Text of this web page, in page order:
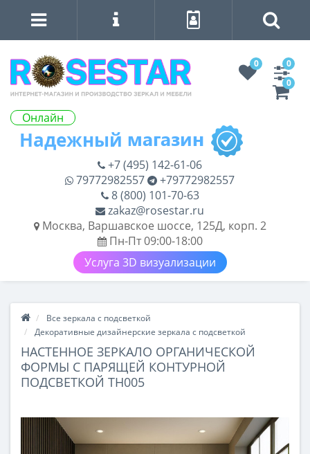
Онлайн
0
0
0
+7 (495) 142-61-06
79772982557
+79772982557
8 (800) 101-70-63
zakaz@rosestar.ru
Москва, Варшавское шоссе, 125Д, корп. 2
Пн-Пт 09:00-18:00
Услуга 3D визуализации
Все зеркала с подсветкой
Декоративные дизайнерские зеркала с подсветкой
НАСТЕННОЕ ЗЕРКАЛО ОРГАНИЧЕСКОЙ
ФОРМЫ С ПАРЯЩЕЙ КОНТУРНОЙ
ПОДСВЕТКОЙ TH005